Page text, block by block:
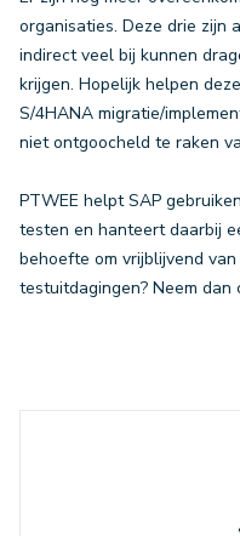
organisaties. Deze drie zijn
indirect veel bij kunnen
krijgen. Hopelijk helpen
S/4HANA migratie/
niet ontgoocheld te raken
PTWEE helpt SAP
testen en hanteert daarbij
behoefte om vrijblijvend
testuitdagingen? Neem dan